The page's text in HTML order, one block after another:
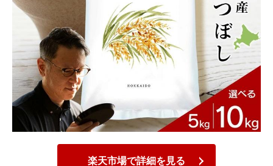
楽天市場で詳細を見る